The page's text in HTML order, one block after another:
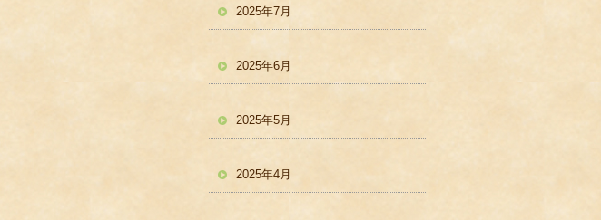
2025年7月
2025年6月
2025年5月
2025年4月